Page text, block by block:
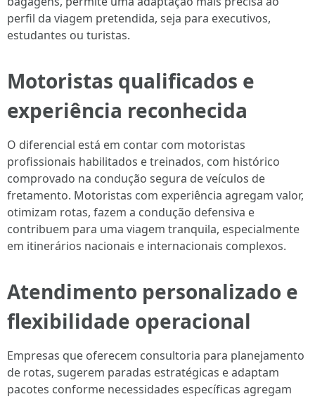
perfil da viagem pretendida, seja para executivos,
estudantes ou turistas.
Motoristas qualificados e
experiência reconhecida
O diferencial está em contar com motoristas
profissionais habilitados e treinados, com histórico
comprovado na condução segura de veículos de
fretamento. Motoristas com experiência agregam valor,
otimizam rotas, fazem a condução defensiva e
contribuem para uma viagem tranquila, especialmente
em itinerários nacionais e internacionais complexos.
Atendimento personalizado e
flexibilidade operacional
Empresas que oferecem consultoria para planejamento
de rotas, sugerem paradas estratégicas e adaptam
pacotes conforme necessidades específicas agregam